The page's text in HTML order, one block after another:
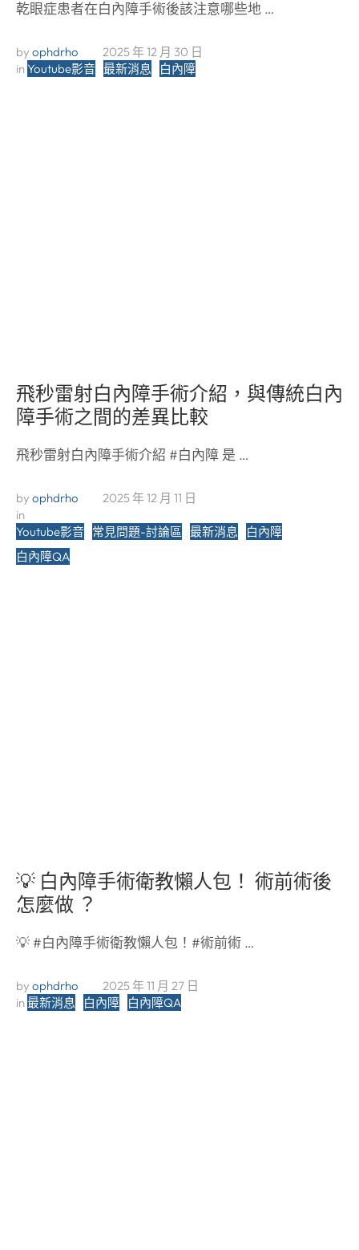
乾眼症患者在白內障手術後該注意哪些地 …
by ophdrho
2025 年 12 月 30 日
in Youtube影音 最新消息 白內障
飛秒雷射白內障手術介紹，與傳統白內
障手術之間的差異比較
飛秒雷射白內障手術介紹 #白內障 是 …
by ophdrho
2025 年 12 月 11 日
in
Youtube影音 常見問題-討論區 最新消息
白內障
白內障QA
💡 白內障手術衛教懶人包！ 術前術後
怎麼做 ？
💡 #白內障手術衛教懶人包！#術前術 …
by ophdrho
2025 年 11 月 27 日
in 最新消息 白內障 白內障QA